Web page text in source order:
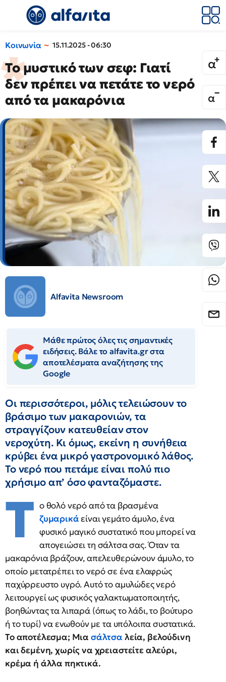
Κοινωνία 15.11.2025 - 06:30
Το μυστικό των σεφ: Γιατί
δεν πρέπει να πετάτε το νερό
από τα μακαρόνια
Alfavita Newsroom
Μάθε πρώτος όλες τις σημαντικές
ειδήσεις. Βάλε το alfavita.gr στα
αποτελέσματα αναζήτησης της
Google
Οι περισσότεροι, μόλις τελειώσουν το
βράσιμο των μακαρονιών, τα
στραγγίζουν κατευθείαν στον
νεροχύτη. Κι όμως, εκείνη η συνήθεια
κρύβει ένα μικρό γαστρονομικό λάθος.
Το νερό που πετάμε είναι πολύ πιο
χρήσιμο απ’ όσο φανταζόμαστε.
Τ ο θολό νερό από τα βρασμένα
ζυμαρικάείναι γεμάτο άμυλο, ένα
φυσικό μαγικό συστατικό που μπορεί να
απογειώσει τη σάλτσα σας. Όταν τα
μακαρόνια βράζουν, απελευθερώνουν άμυλο, το
οποίο μετατρέπει το νερό σε ένα ελαφρώς
παχύρρευστο υγρό. Αυτό το αμυλώδες νερό
λειτουργεί ως φυσικός γαλακτωματοποιητής,
βοηθώντας τα λιπαρά (όπως το λάδι, το βούτυρο
ή το τυρί) να ενωθούν με τα υπόλοιπα συστατικά.
Το αποτέλεσμα; Μια σάλτσα λεία, βελούδινη
και δεμένη, χωρίς να χρειαστείτε αλεύρι,
κρέμα ή άλλα πηκτικά.